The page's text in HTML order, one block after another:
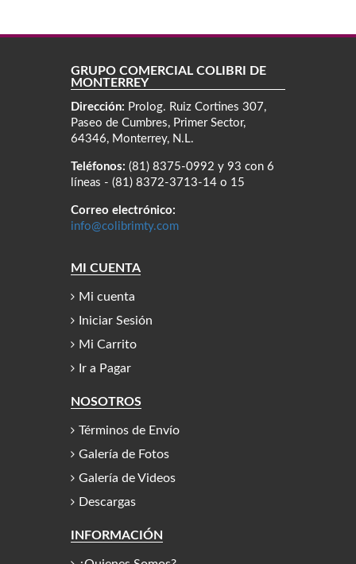
GRUPO COMERCIAL COLIBRÍ DE
MONTERREY
Dirección: Prolog. Ruiz Cortines 307,
Paseo de Cumbres, Primer Sector,
64346, Monterrey, N.L.
Teléfonos: (81) 8375-0992 y 93 con 6
líneas - (81) 8372-3713-14 o 15
Correo electrónico:
info@colibrimty.com
MI CUENTA
Mi cuenta
Iniciar Sesión
Mi Carrito
Ir a Pagar
NOSOTROS
Términos de Envío
Galería de Fotos
Galería de Videos
Descargas
INFORMACIÓN